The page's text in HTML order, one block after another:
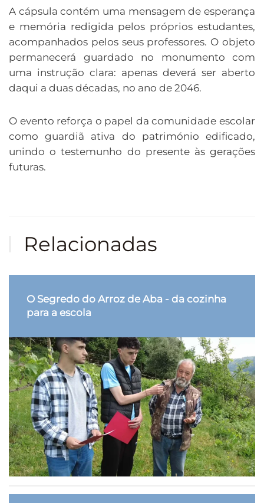
A cápsula contém uma mensagem de esperança
e memória redigida pelos próprios estudantes,
acompanhados pelos seus professores. O objeto
permanecerá guardado no monumento com
uma instrução clara: apenas deverá ser aberto
daqui a duas décadas, no ano de 2046.
O evento reforça o papel da comunidade escolar
como guardiã ativa do património edificado,
unindo o testemunho do presente às gerações
futuras.
Relacionadas
O Segredo do Arroz de Aba - da cozinha
para a escola